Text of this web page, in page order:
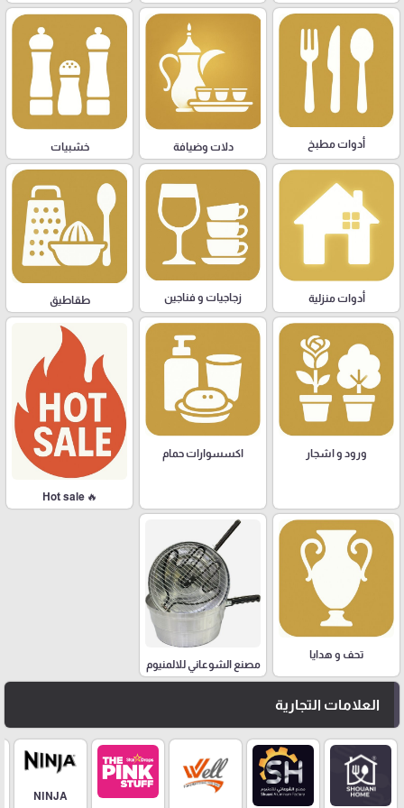
أدوات مطبخ دلات وضيافة خشبيات
أدوات منزلية زجاجيات و فناجين طقاطيق
ورود و اشجار اكسسوارات حمام
🔥 Hot sale
تحف و هدايا
مصنع الشوعاني للالمنيوم
العلامات التجارية
NINJA